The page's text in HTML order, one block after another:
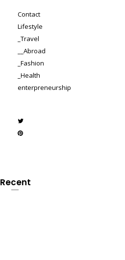
Contact
Lifestyle
_Travel
__Abroad
_Fashion
_Health
enterpreneurship
Recent